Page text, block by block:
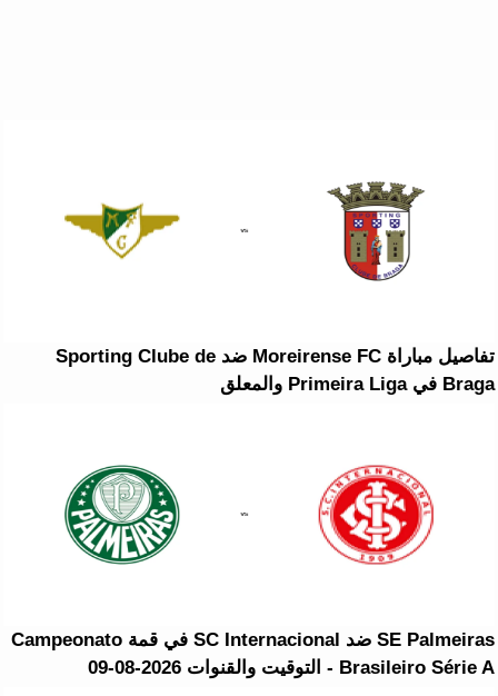
تفاصيل مباراة Moreirense FC ضد Sporting Clube de
Braga في Primeira Liga والمعلق
SE Palmeiras ضد SC Internacional في قمة Campeonato
Brasileiro Série A - التوقيت والقنوات 2026-08-09